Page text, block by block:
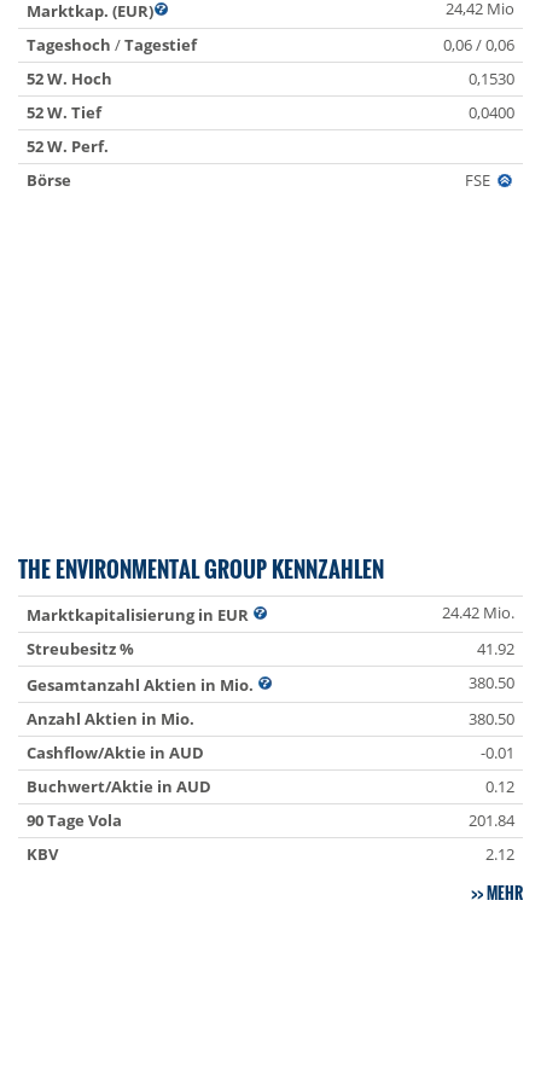
Marktkap. (EUR)
24,42 Mio
Tageshoch /Tagestief
0,06 / 0,06
52 W. Hoch
0,1530
52 W. Tief
0,0400
52 W. Perf.
Börse
FSE
THE ENVIRONMENTAL GROUP KENNZAHLEN
Marktkapitalisierung in EUR
24.42 Mio.
Streubesitz %
41.92
Gesamtanzahl Aktien in Mio.
380.50
Anzahl Aktien in Mio.
380.50
Cashflow/Aktie in AUD
-0.01
Buchwert/Aktie in AUD
0.12
90 Tage Vola
201.84
KBV
2.12
MEHR